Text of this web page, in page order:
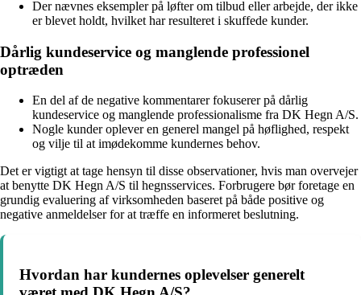
Der nævnes eksempler på løfter om tilbud eller arbejde, der ikke
er blevet holdt, hvilket har resulteret i skuffede kunder.
Dårlig kundeservice og manglende professionel
optræden
En del af de negative kommentarer fokuserer på dårlig
kundeservice og manglende professionalisme fra DK Hegn A/S.
Nogle kunder oplever en generel mangel på høflighed, respekt
og vilje til at imødekomme kundernes behov.
Det er vigtigt at tage hensyn til disse observationer, hvis man overvejer
at benytte DK Hegn A/S til hegnsservices. Forbrugere bør foretage en
grundig evaluering af virksomheden baseret på både positive og
negative anmeldelser for at træffe en informeret beslutning.
Hvordan har kundernes oplevelser generelt